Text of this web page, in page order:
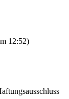
12:52)